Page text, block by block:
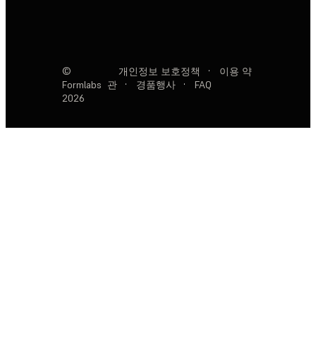
©
Formlabs
2026
개인정보 보호정책 ·
이용 약
관
· 경품행사 · FAQ